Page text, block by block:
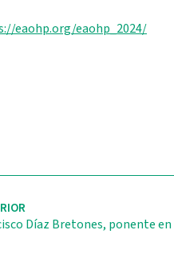
eaohp.org/eaohp_2024/